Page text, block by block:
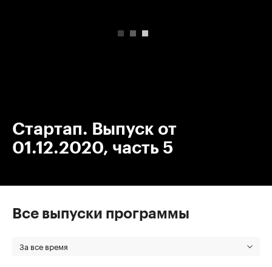
Стартап. Выпуск от
01.12.2020, часть 5
Все выпуски программы
За все время